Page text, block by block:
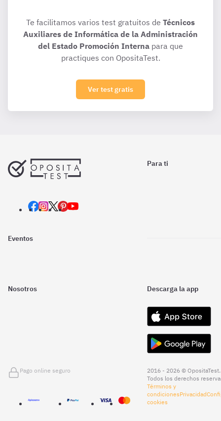
Te facilitamos varios test gratuitos de Técnicos
Auxiliares de Informática de la Administración
del Estado Promoción Interna para que
practiques con OpositaTest.
Ver test gratis
Para ti
Eventos
Nosotros Descarga la app
Pago online seguro
2016 - 2026 © OpositaTest.
Todos los derechos
Términos y
condicionesPrivacidad
cookies